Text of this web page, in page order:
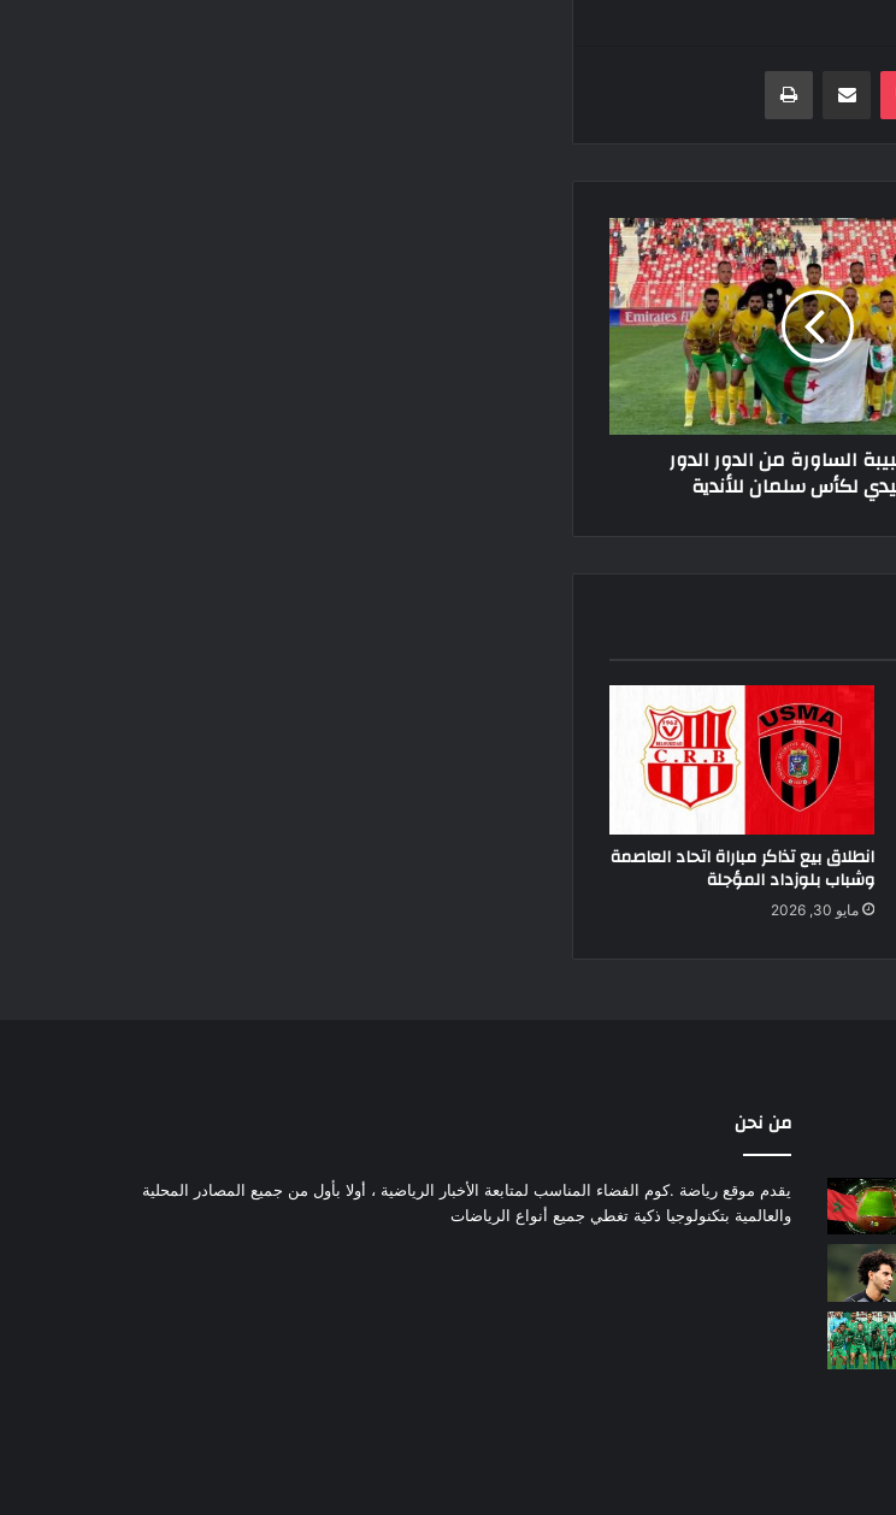
‫Pocket مشاركة عبر البريد طباعة
الساورة من الدور الدور
لكأس سلمان للأندية
انطلاق بيع تذاكر مباراة اتحاد العاصمة
وشباب بلوزداد المؤجلة
مايو 30, 2026
من نحن
يقدم موقع رياضة .كوم الفضاء المناسب لمتابعة الأخبار الرياضية ، أولا بأول من جميع المصادر المحلية
والعالمية بتكنولوجيا ذكية تغطي جميع أنواع الرياضات